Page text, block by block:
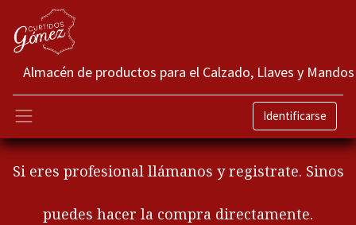
Almacén de productos para el Calzado, Llaves y Mandos
Identificarse
Si eres profesional llámanos y registrate. Sinos
puedes hacer la compra directamente.